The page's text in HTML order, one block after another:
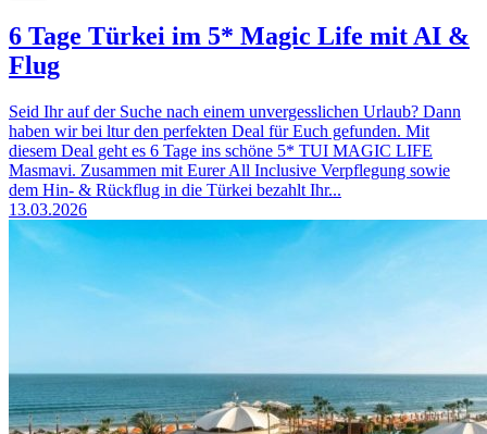
6 Tage Türkei im 5* Magic Life mit AI &
Flug
Seid Ihr auf der Suche nach einem unvergesslichen Urlaub? Dann
haben wir bei ltur den perfekten Deal für Euch gefunden. Mit
diesem Deal geht es 6 Tage ins schöne 5* TUI MAGIC LIFE
Masmavi. Zusammen mit Eurer All Inclusive Verpflegung sowie
dem Hin- & Rückflug in die Türkei bezahlt Ihr...
13.03.2026